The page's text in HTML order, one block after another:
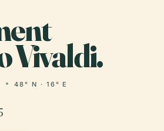
Vivaldi.
48° N · 16° E